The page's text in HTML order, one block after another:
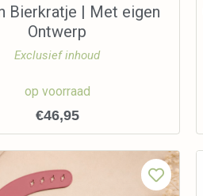
Bierkratje | Met eigen
Ontwerp
Exclusief inhoud
op voorraad
€46,95